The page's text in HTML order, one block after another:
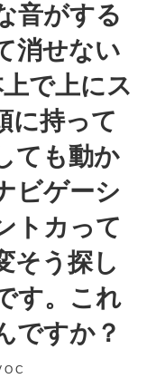
音がする
消せない
で上にス
に持って
ても動か
ビゲーシ
トカって
そう探し
す。これ
ですか？
O C